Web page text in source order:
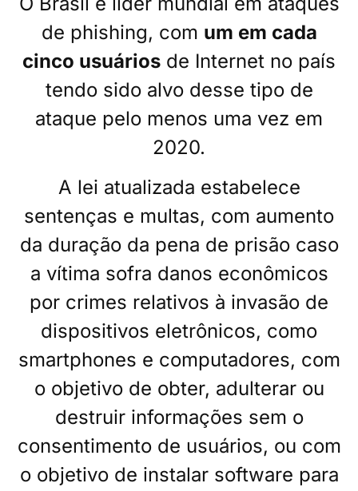
de phishing, com um em cada
cinco usuários de Internet no país
tendo sido alvo desse tipo de
ataque pelo menos uma vez em
2020.
A lei atualizada estabelece
sentenças e multas, com aumento
da duração da pena de prisão caso
a vítima sofra danos econômicos
por crimes relativos à invasão de
dispositivos eletrônicos, como
smartphones e computadores, com
o objetivo de obter, adulterar ou
destruir informações sem o
consentimento de usuários, ou com
o objetivo de instalar software para